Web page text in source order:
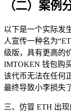
（二）案例
以下是一个实际发
人宣传一种名为
级版，具有更高的
IMTOKEN 钱包购
该代币无法在任何
最终导致小李损失
三、仿冒 ETH 出现